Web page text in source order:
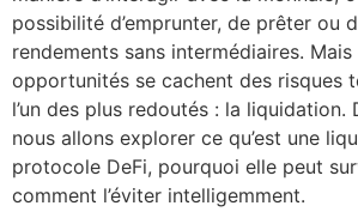
possibilité d’emprunter, de prêter ou
rendements sans intermédiaires.
opportunités se cachent des risques
l’un des plus redoutés : la liquidation.
nous allons explorer ce qu’est une
protocole DeFi, pourquoi elle peut
comment l’éviter intelligemment.